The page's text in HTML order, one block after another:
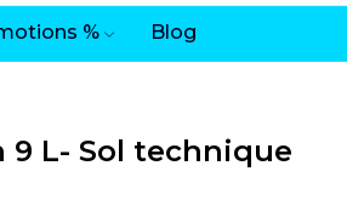
% Blog
9 L- Sol technique